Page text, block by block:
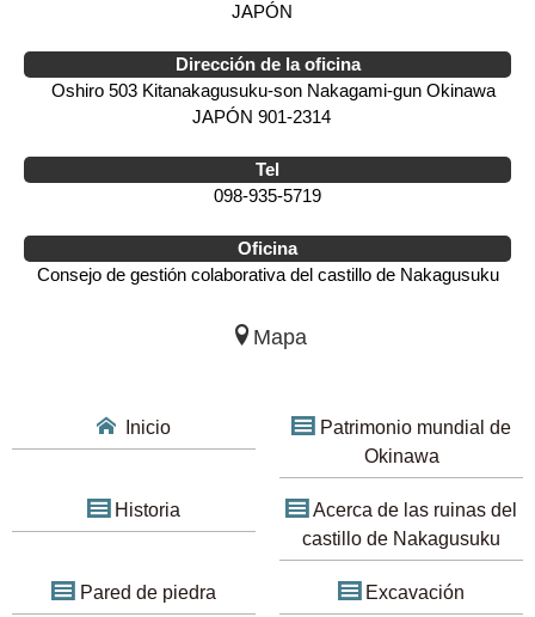
JAPÓN
Dirección de la oficina
Oshiro 503 Kitanakagusuku-son Nakagami-gun Okinawa
JAPÓN 901-2314
Tel
098-935-5719
Oficina
Consejo de gestión colaborativa del castillo de Nakagusuku
Mapa
Inicio
Patrimonio mundial de
Okinawa
Historia
Acerca de las ruinas del
castillo de Nakagusuku
Pared de piedra Excavación